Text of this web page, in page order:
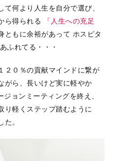
何より人生を自分で選び、
ら得られる
「人生への充足
ともに余裕があって ホスピタ
ふれてる・・・
２０％の貢献マインドに繋が
がら、長いけど実に軽やか
ョンミーティングを終え、
り軽くステップ踏むように
た。